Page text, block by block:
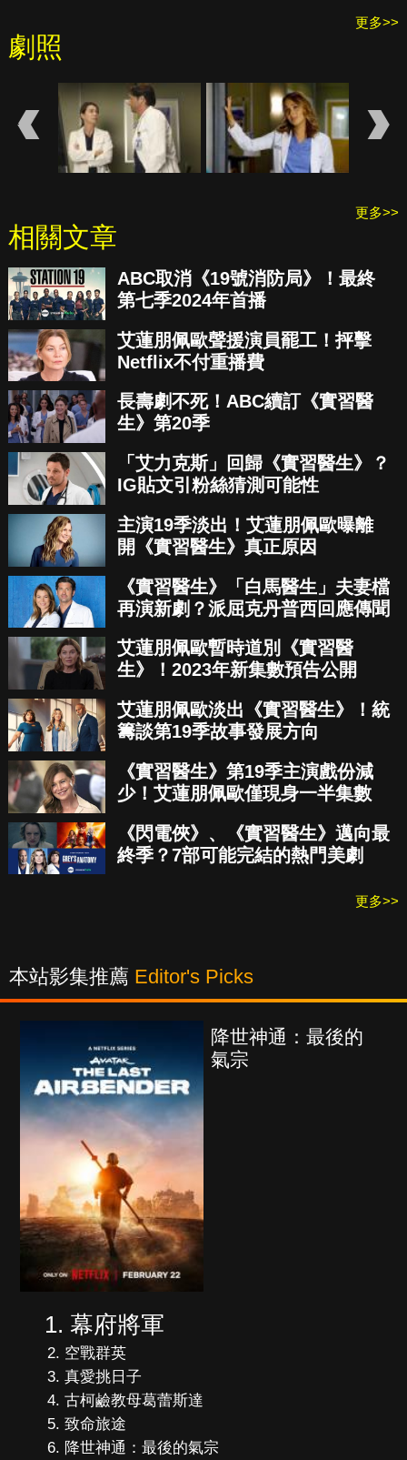
更多>>
劇照
更多>>
相關文章
ABC取消《19號消防局》！最終
第七季2024年首播
艾蓮朋佩歐聲援演員罷工！抨擊
Netflix不付重播費
長壽劇不死！ABC續訂《實習醫
生》第20季
「艾力克斯」回歸《實習醫生》？
IG貼文引粉絲猜測可能性
主演19季淡出！艾蓮朋佩歐曝離
開《實習醫生》真正原因
《實習醫生》「白馬醫生」夫妻檔
再演新劇？派屈克丹普西回應傳聞
艾蓮朋佩歐暫時道別《實習醫
生》！2023年新集數預告公開
艾蓮朋佩歐淡出《實習醫生》！統
籌談第19季故事發展方向
《實習醫生》第19季主演戲份減
少！艾蓮朋佩歐僅現身一半集數
《閃電俠》、《實習醫生》邁向最
終季？7部可能完結的熱門美劇
更多>>
本站影集推薦 Editor's Picks
降世神通：最後的
氣宗
幕府將軍
空戰群英
真愛挑日子
古柯鹼教母葛蕾斯達
致命旅途
降世神通：最後的氣宗